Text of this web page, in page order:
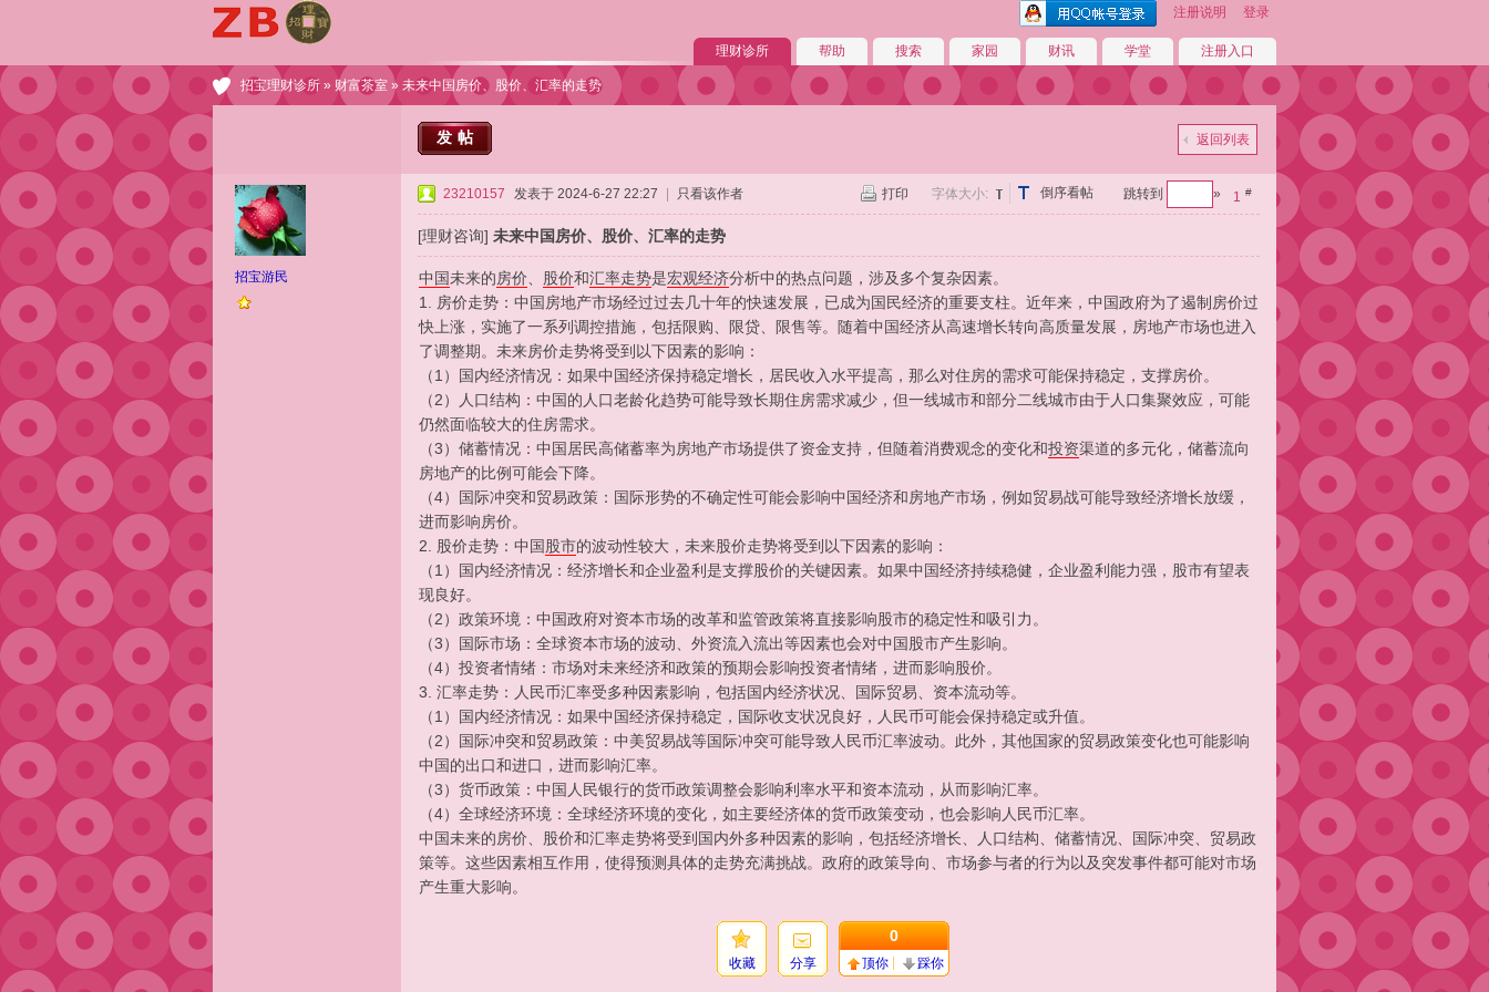
注册说明 登录
理财诊所 帮助 搜索 家园 财讯 学堂 注册入口
招宝理财诊所 » 财富茶室 » 未来中国房价、股价、汇率的走势
返回列表
发帖
招宝游民
1 #
跳转到 »
倒序看帖
打印 字体大小:
23210157 发表于 2024-6-27 22:27 只看该作者
[理财咨询] 未来中国房价、股价、汇率的走势
中国未来的房价 股价和汇率走势是宏观经济分析中的热点问题，涉及多个复杂因素。
1. 房价走势：中国房地产市场经过过去几十年的快速发展，已成为国民经济的重要支柱。近年来，中国政府为了遏制房价过
快上涨，实施了一系列调控措施，包括限购、限贷、限售等。随着中国经济从高速增长转向高质量发展，房地产市场也进入
了调整期。未来房价走势将受到以下因素的影响：
（1）国内经济情况：如果中国经济保持稳定增长，居民收入水平提高，那么对住房的需求可能保持稳定，支撑房价。
（2）人口结构：中国的人口老龄化趋势可能导致长期住房需求减少，但一线城市和部分二线城市由于人口集聚效应，可能
仍然面临较大的住房需求。
（3）储蓄情况：中国居民高储蓄率为房地产市场提供了资金支持，但随着消费观念的变化和投资渠道的多元化，储蓄流向
房地产的比例可能会下降。
（4）国际冲突和贸易政策：国际形势的不确定性可能会影响中国经济和房地产市场，例如贸易战可能导致经济增长放缓，
进而影响房价。
2. 股价走势：中国 股市的波动性较大，未来股价走势将受到以下因素的影响：
（1）国内经济情况：经济增长和企业盈利是支撑股价的关键因素。如果中国经济持续稳健，企业盈利能力强，股市有望表
现良好。
（2）政策环境：中国政府对资本市场的改革和监管政策将直接影响股市的稳定性和吸引力。
（3）国际市场：全球资本市场的波动、外资流入流出等因素也会对中国股市产生影响。
（4）投资者情绪：市场对未来经济和政策的预期会影响投资者情绪，进而影响股价。
3. 汇率走势：人民币汇率受多种因素影响，包括国内经济状况、国际贸易、资本流动等。
（1）国内经济情况：如果中国经济保持稳定，国际收支状况良好，人民币可能会保持稳定或升值。
（2）国际冲突和贸易政策：中美贸易战等国际冲突可能导致人民币汇率波动。此外，其他国家的贸易政策变化也可能影响
中国的出口和进口，进而影响汇率。
（3）货币政策：中国人民银行的货币政策调整会影响利率水平和资本流动，从而影响汇率。
（4）全球经济环境：全球经济环境的变化，如主要经济体的货币政策变动，也会影响人民币汇率。
中国未来的房价、股价和汇率走势将受到国内外多种因素的影响，包括经济增长、人口结构、储蓄情况、国际冲突、贸易政
策等。这些因素相互作用，使得预测具体的走势充满挑战。政府的政策导向、市场参与者的行为以及突发事件都可能对市场
产生重大影响。
收藏 分享
0
顶你 踩你